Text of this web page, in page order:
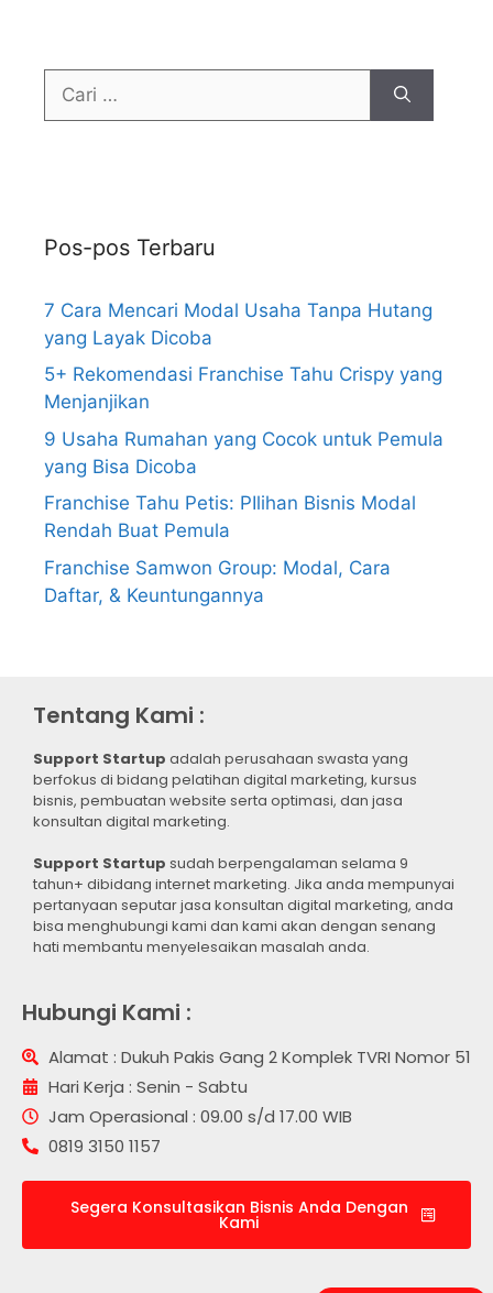
Pos-pos Terbaru
7 Cara Mencari Modal Usaha Tanpa Hutang
yang Layak Dicoba
5+ Rekomendasi Franchise Tahu Crispy yang
Menjanjikan
9 Usaha Rumahan yang Cocok untuk Pemula
yang Bisa Dicoba
Franchise Tahu Petis: PIlihan Bisnis Modal
Rendah Buat Pemula
Franchise Samwon Group: Modal, Cara
Daftar, & Keuntungannya
Tentang Kami :
Support Startup adalah perusahaan swasta yang
berfokus di bidang pelatihan digital marketing, kursus
bisnis, pembuatan website serta optimasi, dan jasa
konsultan digital marketing.
Support Startup sudah berpengalaman selama 9
tahun+ dibidang internet marketing. Jika anda mempunyai
pertanyaan seputar jasa konsultan digital marketing, anda
bisa menghubungi kami dan kami akan dengan senang
hati membantu menyelesaikan masalah anda.
Hubungi Kami :
Alamat : Dukuh Pakis Gang 2 Komplek TVRI Nomor 51
Hari Kerja : Senin - Sabtu
Jam Operasional : 09.00 s/d 17.00 WIB
0819 3150 1157
Segera Konsultasikan Bisnis Anda Dengan
Kami